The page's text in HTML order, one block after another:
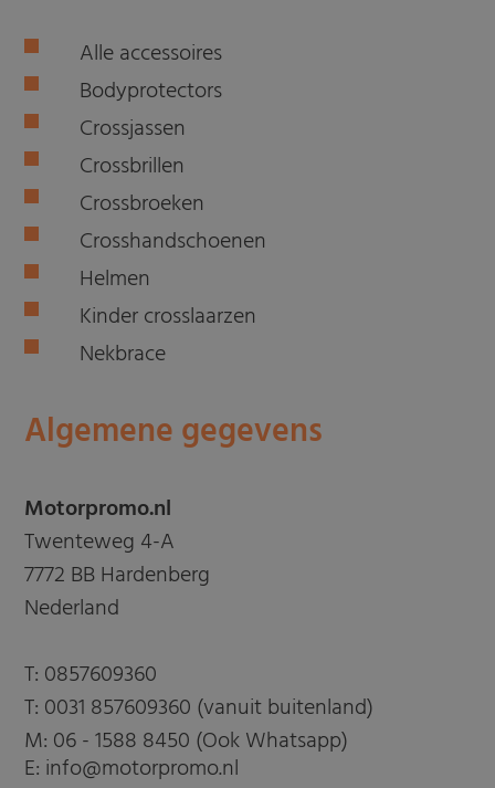
Alle accessoires
Bodyprotectors
Crossjassen
Crossbrillen
Crossbroeken
Crosshandschoenen
Helmen
Kinder crosslaarzen
Nekbrace
Algemene gegevens
Motorpromo.nl
Twenteweg 4-A
7772 BB Hardenberg
Nederland
T: 0857609360
T: 0031 857609360 (vanuit buitenland)
M: 06 - 1588 8450 (Ook Whatsapp)
E: info@motorpromo.nl